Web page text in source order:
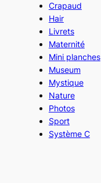
Crapaud
Hair
Livrets
Maternité
Mini planches
Museum
Mystique
Nature
Photos
Sport
Système C